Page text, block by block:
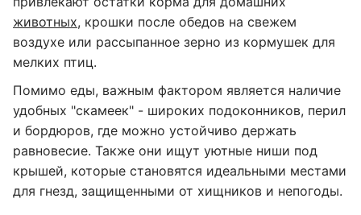
животных, крошки после обедов на свежем
воздухе или рассыпанное зерно из кормушек для
мелких птиц.
Помимо еды, важным фактором является наличие
удобных "скамеек" - широких подоконников, перил
и бордюров, где можно устойчиво держать
равновесие. Также они ищут уютные ниши под
крышей, которые становятся идеальными местами
для гнезд, защищенными от хищников и непогоды.